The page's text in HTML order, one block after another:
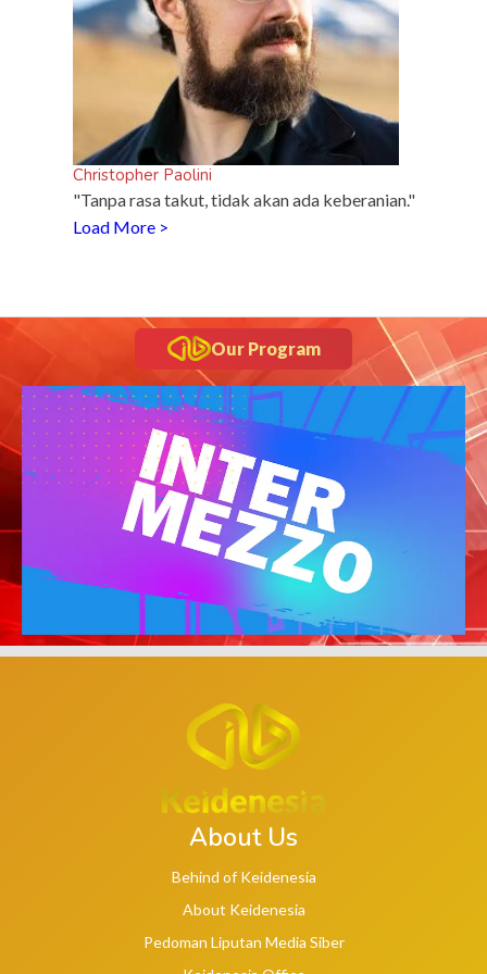
Christopher Paolini
"Tanpa rasa takut, tidak akan ada keberanian."
Load More >
Our Program
About Us
Behind of Keidenesia
About Keidenesia
Pedoman Liputan Media Siber